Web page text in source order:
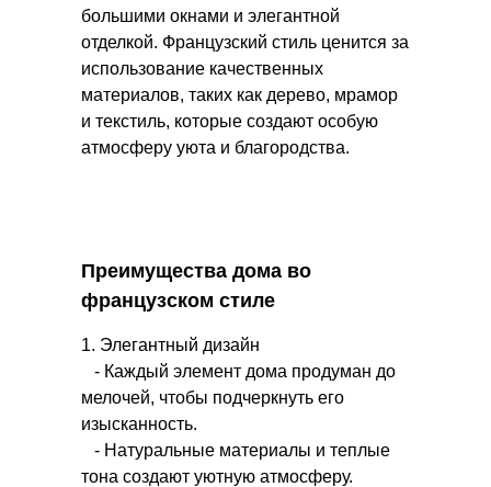
Преимущества дома во
французском стиле
1. Элегантный дизайн
- Каждый элемент дома продуман до
мелочей, чтобы подчеркнуть его
изысканность.
- Натуральные материалы и теплые
тона создают уютную атмосферу.
большими окнами и элегантной
отделкой. Французский стиль ценится за
использование качественных
материалов, таких как дерево, мрамор
и текстиль, которые создают особую
атмосферу уюта и благородства.